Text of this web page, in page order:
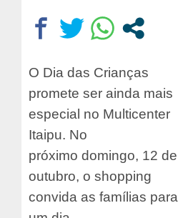
O Dia das Crianças
promete ser ainda mais
especial no Multicenter
Itaipu. No
próximo domingo, 12 de
outubro, o shopping
convida as famílias para